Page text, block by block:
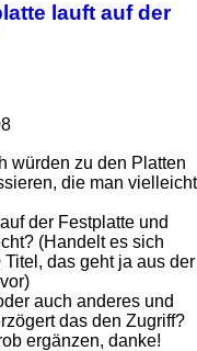
lauft auf der
würden zu den Platten
die man vielleicht
der Festplatte und
(Handelt es sich
das geht ja aus der
auch anderes und
das den Zugriff?
ergänzen, danke!